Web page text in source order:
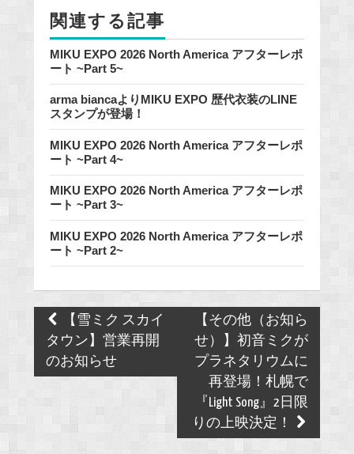
k
関連する記事
MIKU EXPO 2026 North America アフターレポ
ート ~Part 5~
arma biancaよりMIKU EXPO 歴代衣装のLINE
スタンプが登場！
MIKU EXPO 2026 North America アフターレポ
ート ~Part 4~
MIKU EXPO 2026 North America アフターレポ
ート ~Part 3~
MIKU EXPO 2026 North America アフターレポ
ート ~Part 2~
Post
navigation
【雪ミク スカイ
タウン】営業再開
のお知らせ
【その他（お知ら
せ）】初音ミクが
プラネタリウムに
再登場！札幌で
『Light Song』2日限
りの上映決定！